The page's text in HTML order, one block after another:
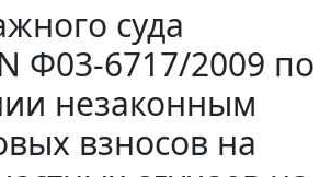
суда
Ф03-6717/2009 по
незаконным
взносов на